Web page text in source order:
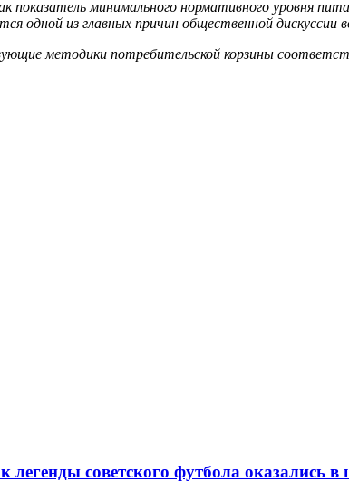
показатель минимального нормативного уровня
одной из главных причин общественной дискуссии
методики потребительской корзины
советского футбола оказались в